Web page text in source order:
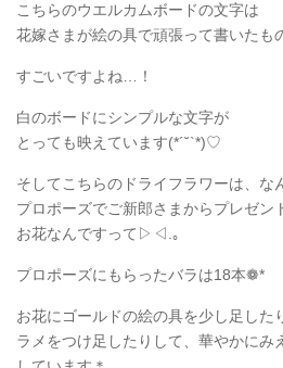
こちらのウエルカムボードの文字は
花嫁さまが絵の具で頑張って書いたも
すごいですよね…！
白のボードにシンプルな文字が
とっても映えています(*´˘`*)♡
そしてこちらのドライフラワーは、な
プロポーズでご新郎さまからプレゼン
お花なんですって▷◁.｡
プロポーズにもらったバラは18本❁*
お花にゴールドの絵の具を少し足した
ラメをつけ足したりして、華やかにみ